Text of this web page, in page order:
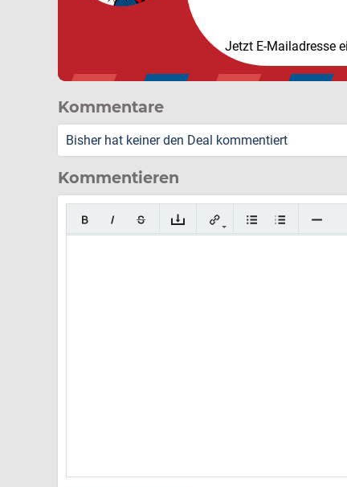
Jetzt E-Mailadresse
Kommentare
Bisher hat keiner den Deal kommentiert
Kommentieren